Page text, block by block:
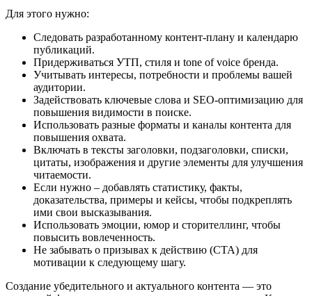
Для этого нужно:
Следовать разработанному контент-плану и календарю
публикаций.
Придерживаться УТП, стиля и tone of voice бренда.
Учитывать интересы, потребности и проблемы вашей
аудитории.
Задействовать ключевые слова и SEO-оптимизацию для
повышения видимости в поиске.
Использовать разные форматы и каналы контента для
повышения охвата.
Включать в тексты заголовки, подзаголовки, списки,
цитаты, изображения и другие элементы для улучшения
читаемости.
Если нужно – добавлять статистику, факты,
доказательства, примеры и кейсы, чтобы подкреплять
ими свои высказывания.
Использовать эмоции, юмор и сторителлинг, чтобы
повысить вовлеченность.
Не забывать о призывах к действию (CTA) для
мотивации к следующему шагу.
Создание убедительного и актуального контента — это